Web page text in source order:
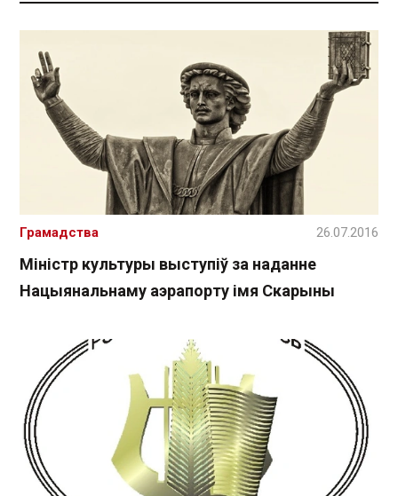
Міністр культуры выступіў за наданне
Нацыянальнаму аэрапорту імя Скарыны
Грамадства 26.07.2016